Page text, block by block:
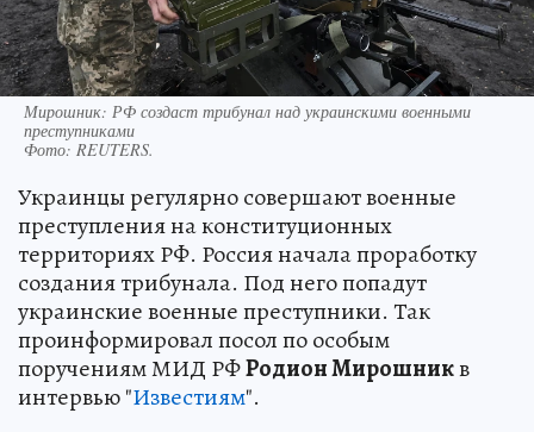
Мирошник: РФ создаст трибунал над украинскими военными
преступниками
Фото: REUTERS.
Украинцы регулярно совершают военные
преступления на конституционных
территориях РФ. Россия начала проработку
создания трибунала. Под него попадут
украинские военные преступники. Так
проинформировал посол по особым
поручениям МИД РФРодион Мирошникв
интервью "Известиям".